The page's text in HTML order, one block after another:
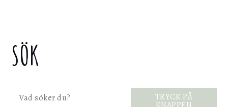
SÖK
Sök TRYCK PÅ